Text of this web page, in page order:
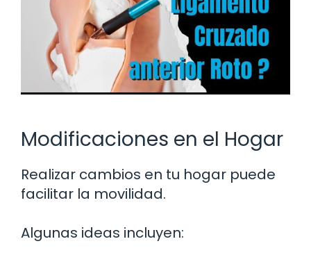
Modificaciones en el Hogar
Realizar cambios en tu hogar puede
facilitar la movilidad.
Algunas ideas incluyen: